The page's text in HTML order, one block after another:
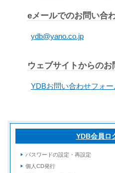
eメールでのお問い合
ydb@yano.co.jp
ウェブサイトからのお
YDBお問い合わせフォー
YDB会員ロ
パスワードの設定・再設定
個人CD発行